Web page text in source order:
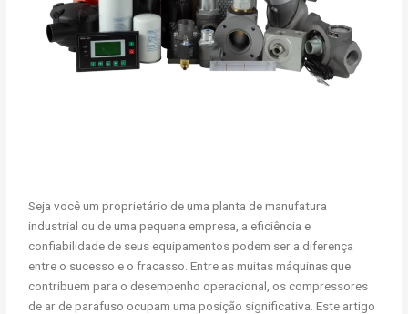
Seja você um proprietário de uma planta de manufatura
industrial ou de uma pequena empresa, a eficiência e
confiabilidade de seus equipamentos podem ser a diferença
entre o sucesso e o fracasso. Entre as muitas máquinas que
contribuem para o desempenho operacional, os compressores
de ar de parafuso ocupam uma posição significativa. Este artigo